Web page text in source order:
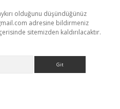
olduğunu düşündüğünüz
adresine bildirmeniz
sitemizden kaldırılacaktır.